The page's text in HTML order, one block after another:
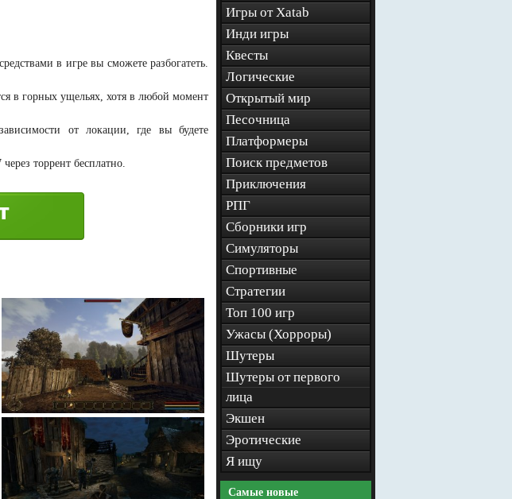
в игре вы сможете разбогатеть.
в горных ущельях, хотя в любой момент
от локации, где вы будете
торрент бесплатно.
Игры от Xatab
Инди игры
Квесты
Логические
Открытый мир
Песочница
Платформеры
Поиск предметов
Приключения
РПГ
Сборники игр
Симуляторы
Спортивные
Стратегии
Топ 100 игр
Ужасы (Хорроры)
Шутеры
Шутеры от первого
лица
Экшен
Эротические
Я ищу
Самые новые